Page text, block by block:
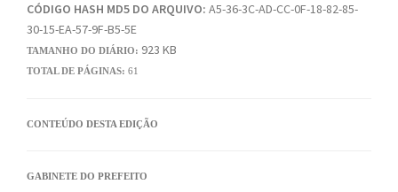
CÓDIGO HASH MD5 DO ARQUIVO: A5-36-3C-AD-CC-0F-18-82-85-
30-15-EA-57-9F-B5-5E
TAMANHO DO DIÁRIO: 923 KB
TOTAL DE PÁGINAS: 61
CONTEÚDO DESTA EDIÇÃO
GABINETE DO PREFEITO